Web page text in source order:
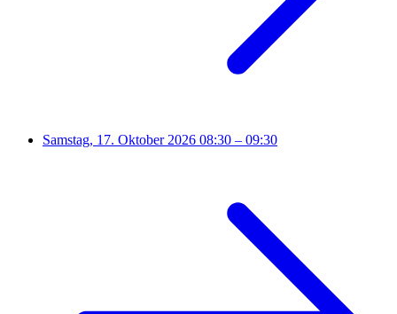
Samstag, 17. Oktober 2026 08:30 – 09:30